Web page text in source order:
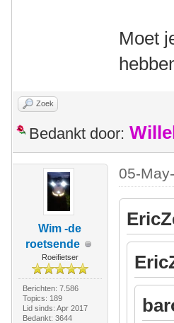
Moet
Zoek
Bedankt door:
Wim -de
roetsende
Roeifietser
Berichten: 7.586
Topics: 189
Lid sinds: Apr 2017
Bedankt: 3644
05-